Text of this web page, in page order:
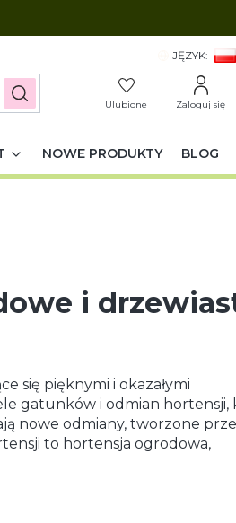
JĘZYK:
Szukaj Ulubione Zaloguj się
NOWE PRODUKTY BLOG
i
się pięknymi i okazałymi
gatunków i odmian hortensji,
nowe odmiany, tworzone
to hortensja ogrodowa,